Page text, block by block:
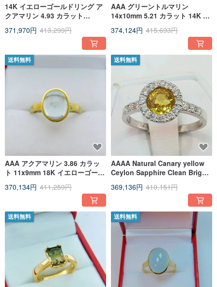
14K イエローゴールドリング ア
クアマリン 4.93 カラット
品番 0041
371,970円 413,299円
AAA グリーントルマリン
14x10mm 5.21 カラット 14K イ
リング 1906
374,124円 415,693円
送料無料
AAA アクアマリン 3.86 カラッ
ト 11x9mm 18K イエローゴール
2340
370,134円 411,259円
送料無料
AAAA Natural Canary yellow
Ceylon Sapphire Clean Bright
369,136円 410,151円
送料無料 送料無料